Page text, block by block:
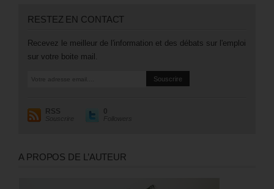
RESTEZ EN CONTACT
Recevez le meilleur de l'information et des débats sur l'emploi
sur votre boite mail.
RSS
Souscrire
0
Followers
A PROPOS DE L’AUTEUR